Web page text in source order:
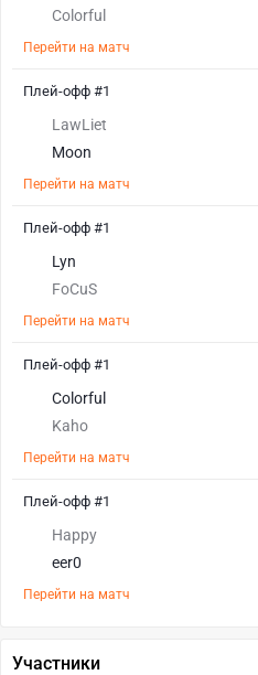
Colorful
Перейти на матч
LawLiet
Moon
Перейти на матч
Плей-офф #1
Lyn
FoCuS
Перейти на матч
Плей-офф #1
Colorful
Kaho
Перейти на матч
Плей-офф #1
Happy
eer0
Перейти на матч
Плей-офф #1
Участники